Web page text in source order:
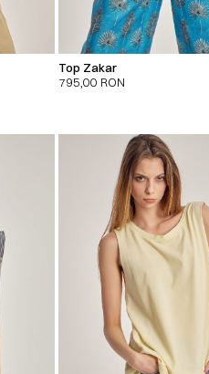
Top Zakar
795,00 RON